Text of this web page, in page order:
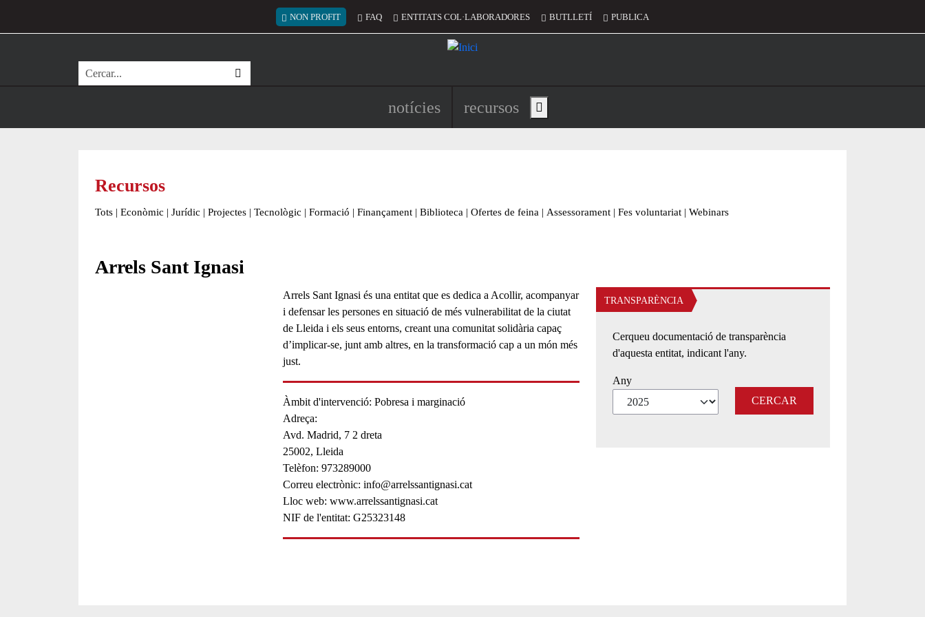
Menú del compte d'usuari
NON PROFIT FAQ ENTITATS COL·LABORADORES BUTLLETÍ PUBLICA
Cerca
Navegació principal de l'encapçalament
notícies recursos Show main menu
Recursos
Tots | Econòmic | Jurídic | Projectes | Tecnològic | Formació | Finançament | Biblioteca | Ofertes de feina | Assessorament | Fes voluntariat | Webinars
Arrels Sant Ignasi
Arrels Sant Ignasi és una entitat que es dedica a Acollir, acompanyar
i defensar les persones en situació de més vulnerabilitat de la ciutat
de Lleida i els seus entorns, creant una comunitat solidària capaç
d’implicar-se, junt amb altres, en la transformació cap a un món més
just.
Àmbit d'intervenció Pobresa i marginació
Adreça:
Avd. Madrid, 7 2 dreta
25002, Lleida
Telèfon 973289000
Correu electrònic info@arrelssantignasi.cat
Lloc web www.arrelssantignasi.cat
NIF de l'entitat G25323148
TRANSPARÈNCIA
Cerqueu documentació de transparència
d'aquesta entitat, indicant l'any.
Any